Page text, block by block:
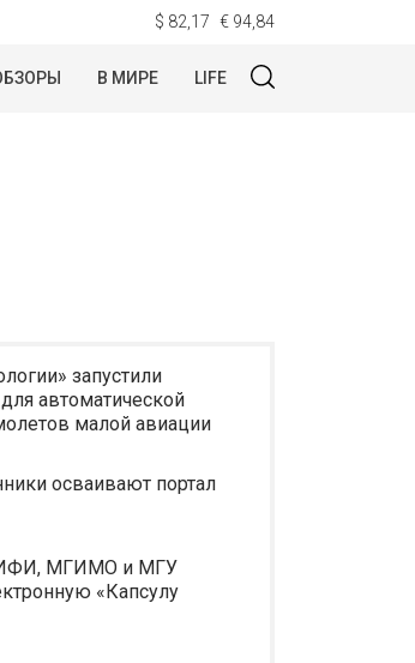
$ 82,17 € 94,84
В МИРЕ LIFE
запустили
автоматической
малой авиации
осваивают портал
МГИМО и МГУ
«Капсулу